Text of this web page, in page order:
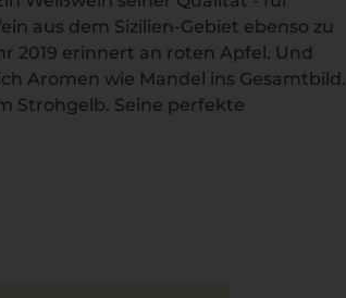
aus dem Sizilien-Gebiet ebenso zu
2019 erinnert an roten Apfel. Und
Aromen wie Mandel ins Gesamtbild.
Strohgelb. Seine perfekte
Fisch aus dem Ofen mit Fenchel